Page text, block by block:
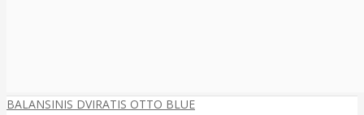
BALANSINIS DVIRATIS OTTO BLUE